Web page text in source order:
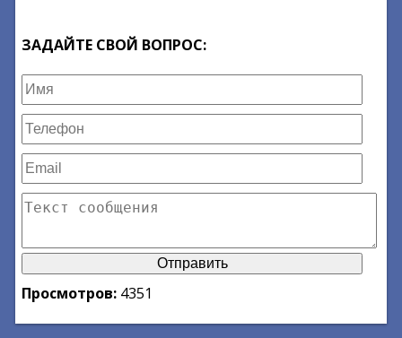
ЗАДАЙТЕ СВОЙ ВОПРОС:
Просмотров: 4351